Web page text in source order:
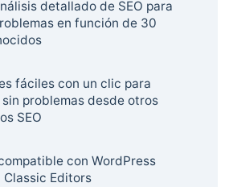
detallado de SEO para
en función de 30
fáciles con un clic para
problemas desde otros
SEO
con WordPress
Classic Editors